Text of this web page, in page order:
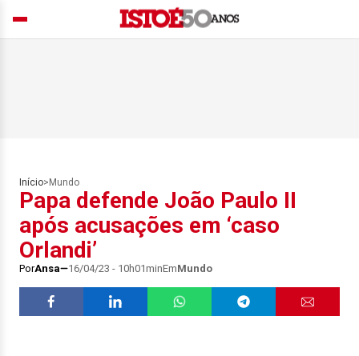
Início> Mundo
Papa defende João Paulo II
após acusações em ‘caso
Orlandi’
PorAnsa 16/04/23 - 10h01minEmMundo